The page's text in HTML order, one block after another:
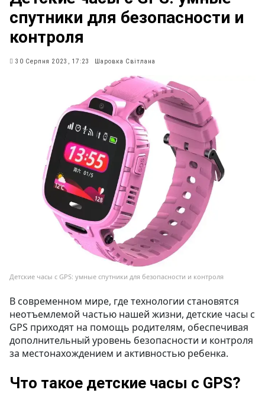
спутники для безопасности и
контроля
30 Серпня 2023, 17:23 Шаровка Світлана
Детские часы с GPS: умные спутники для безопасности и контроля
В современном мире, где технологии становятся
неотъемлемой частью нашей жизни, детские часы с
GPS приходят на помощь родителям, обеспечивая
дополнительный уровень безопасности и контроля
за местонахождением и активностью ребенка.
Что такое детские часы с GPS?